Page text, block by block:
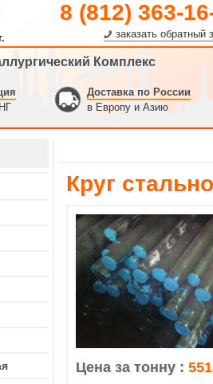
8 (812) 363-
заказать обратный
Комплекс
Доставка по России
в Европу и Азию
Круг
Цена за тонну :